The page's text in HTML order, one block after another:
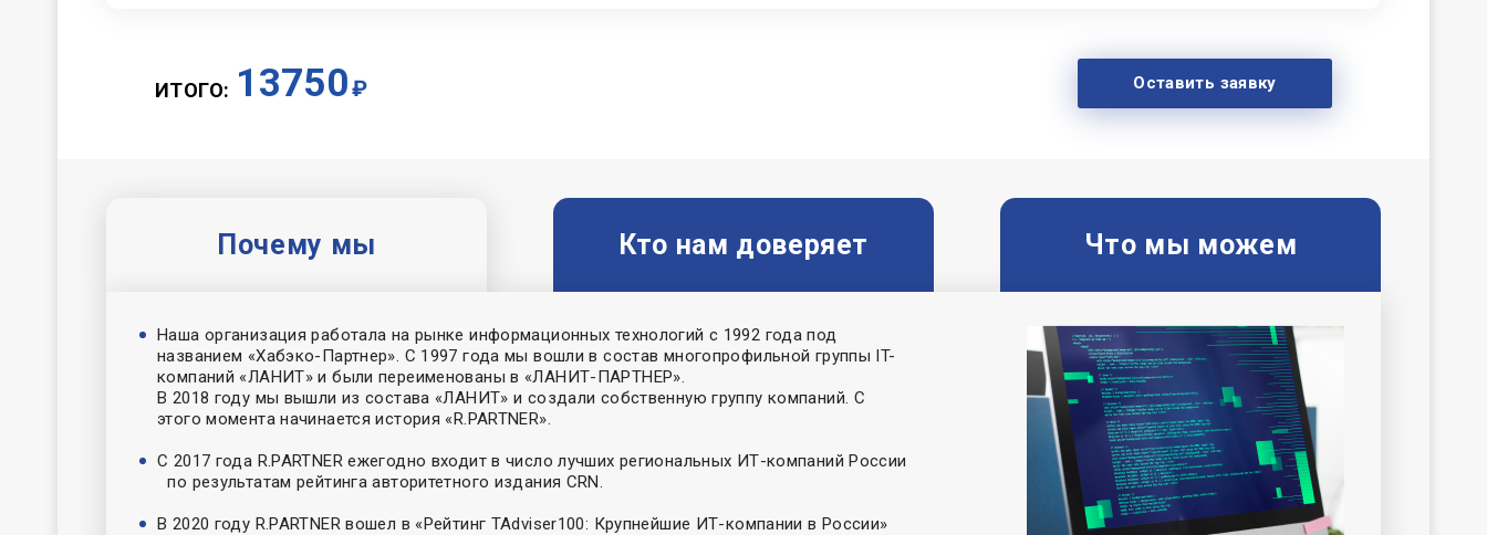
ИТОГО: 13750₽ Оставить заявку
Почему мы Кто нам доверяет Что мы можем
Наша организация работала на рынке информационных технологий с 1992 года под
названием «Хабэко-Партнер». С 1997 года мы вошли в состав многопрофильной группы IT-
компаний «ЛАНИТ» и были переименованы в «ЛАНИТ-ПАРТНЕР».
В 2018 году мы вышли из состава «ЛАНИТ» и создали собственную группу компаний. С
этого момента начинается история «R.PARTNER».
C 2017 года R.PARTNER ежегодно входит в число лучших региональных ИТ-компаний России
по результатам рейтинга авторитетного издания CRN.
В 2020 году R.PARTNER вошел в «Рейтинг TAdviser100: Крупнейшие ИТ-компании в России»